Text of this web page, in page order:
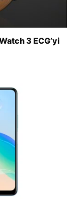
3 ECG’yi